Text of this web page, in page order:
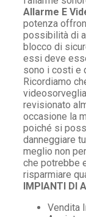
Allarme E
potenza
possibilità di
blocco di
essi deve
sono i costi e
Ricordiamo
revisionato
occasione la
poiché si
danneggiare
meglio non
che potrebbe
risparmiare
IMPIANTI DI
Vendita